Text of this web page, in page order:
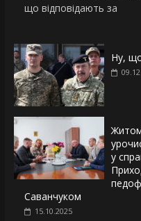
що відповідають за
Ну,
у
Саванчуком
15.10.2025